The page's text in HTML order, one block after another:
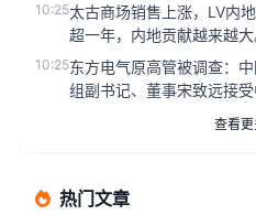
10:25太古商场销售上涨，LV内
超一年，内地贡献越来越
10:25东方电气原高管被调查：
组副书记、董事宋致远接
查看
热门文章